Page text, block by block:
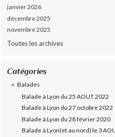
janvier 2026
décembre 2025
novembre 2025
Toutes les archives
Catégories
Balades
Balade à Lyon du 25 AOUT 2022
Balade à Lyon du 27 octobre 2022
Balade à Lyon du 28 février 2020
Balade à Lyon(et au nord) le 3